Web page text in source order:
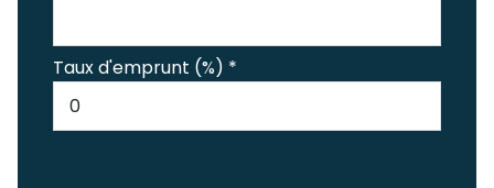
Taux d'emprunt (%) *